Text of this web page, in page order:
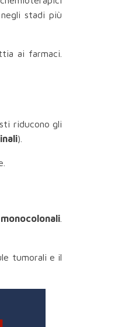
stadi più
ai farmaci.
riducono gli
).
tumorali e il